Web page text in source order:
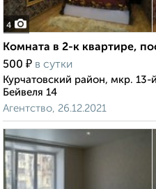
4
Комната в 2-к квартире,
500 ₽ в сутки
Курчатовский район, мкр.
Бейвеля 14
Агентство, 26.12.2021